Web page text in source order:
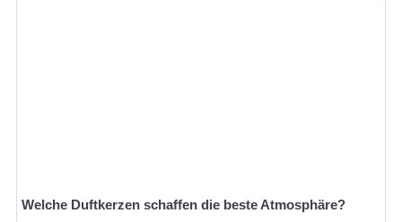
Welche Duftkerzen schaffen die beste Atmosphäre?